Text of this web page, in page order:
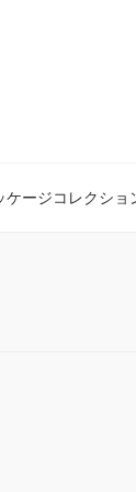
ケージコレクショ